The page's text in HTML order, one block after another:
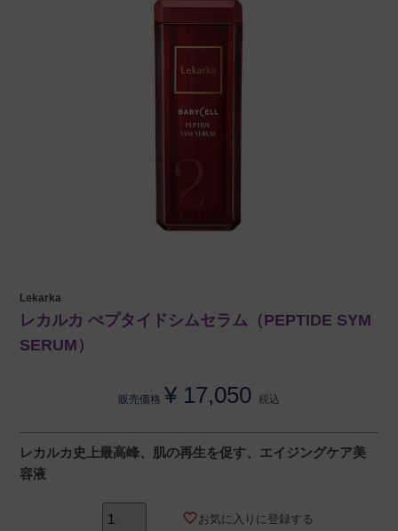
Lekarka
レカルカ ぺプタイドシムセラム（PEPTIDE SYM
SERUM）
販売価格 ¥ 17,050 税込
レカルカ史上最高峰、肌の再生を促す、エイジングケア美
容液
お気に入りに登録する